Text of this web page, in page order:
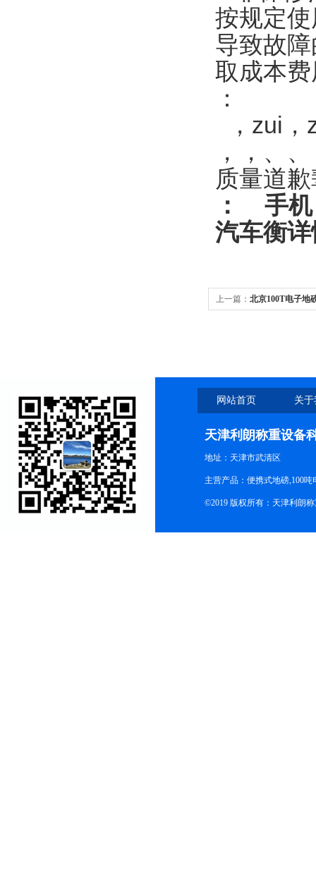
按规定
导致故
取成本
：
，zui
，，、
质量道
：
手
汽车衡
上一篇： 北京100T电子地
网站首页 关
天津利朗称重设备
地址：天津市武清区
主营产品：便携式地磅,100
©2019 版权所有：天津利朗